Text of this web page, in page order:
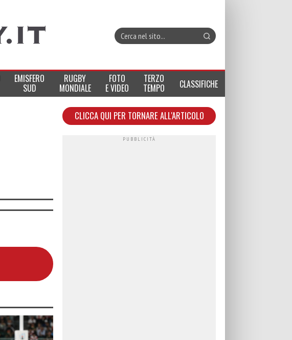
EMISFERO
SUD
RUGBY
MONDIALE
FOTO
E VIDEO
TERZO
TEMPO CLASSIFICHE
CLICCA QUI PER TORNARE ALL'ARTICOLO